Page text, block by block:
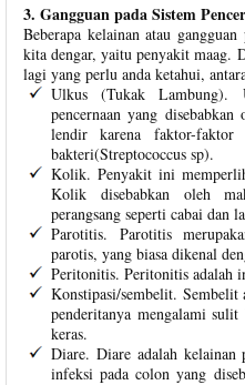
3. Gangguan pada Sistem
Beberapa kelainan atau
kita dengar, yaitu penyakit maag.
lagi yang perlu anda ketahui,
Ulkus (Tukak Lambung).
pencernaan yang
lendir karena faktor-faktor
bakteri(Streptococcus sp).
Kolik. Penyakit ini
Kolik disebabkan oleh
perangsang seperti cabai dan
Parotitis. Parotitis
parotis, yang biasa dikenal
Peritonitis. Peritonitis adalah
Konstipasi/sembelit. Sembelit
penderitanya mengalami
keras.
Diare. Diare adalah kelainan
infeksi pada colon yang